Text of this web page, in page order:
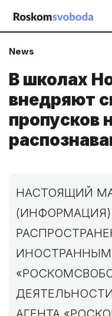
News
В школах
внедряют
пропусков
НАСТОЯЩИЙ
(ИНФОРМАЦИЯ)
ИНОСТРАННЫМ